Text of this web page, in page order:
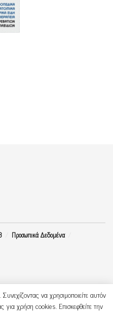
Προσωπικά Δεδομένα
να χρησιμοποιείτε αυτόν
για χρήση cookies. Επισκεφθείτε την